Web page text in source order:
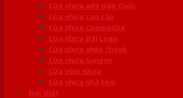
Cửa nhựa ABS Hàn Quốc
Cửa nhựa cao cấp
Cửa nhựa Composite
Cửa nhựa Đài Loan
Cửa nhựa ghép thanh
Cửa nhựa Sungyu
Cửa vòm nhựa
Cửa nhựa nhà tắm
Nội thất